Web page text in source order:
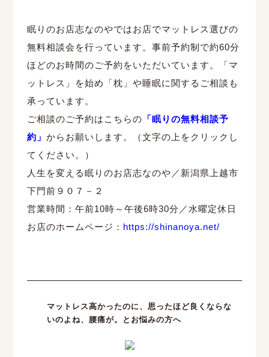
眠りのお店志なのやではお店でマットレス選びの
無料相談会を行っています。事前予約制で約60分
ほどのお時間のご予約をいただいています。「マ
ットレス」を始め「枕」や睡眠に関するご相談も
承っています。
ご相談のご予約はこちらの 「眠りの無料相談予
約」 からお願いします。（文字の上をクリックし
てください。）
人生を変える眠りのお店志なのや／新潟県上越市
下門前９０７－２
営業時間：午前10時～午後6時30分／水曜定休日
お店のホームページ： https://shinanoya.net/
マットレス高かったのに、思ったほど良くならな
いのよね、腰痛が。とお悩みの方へ